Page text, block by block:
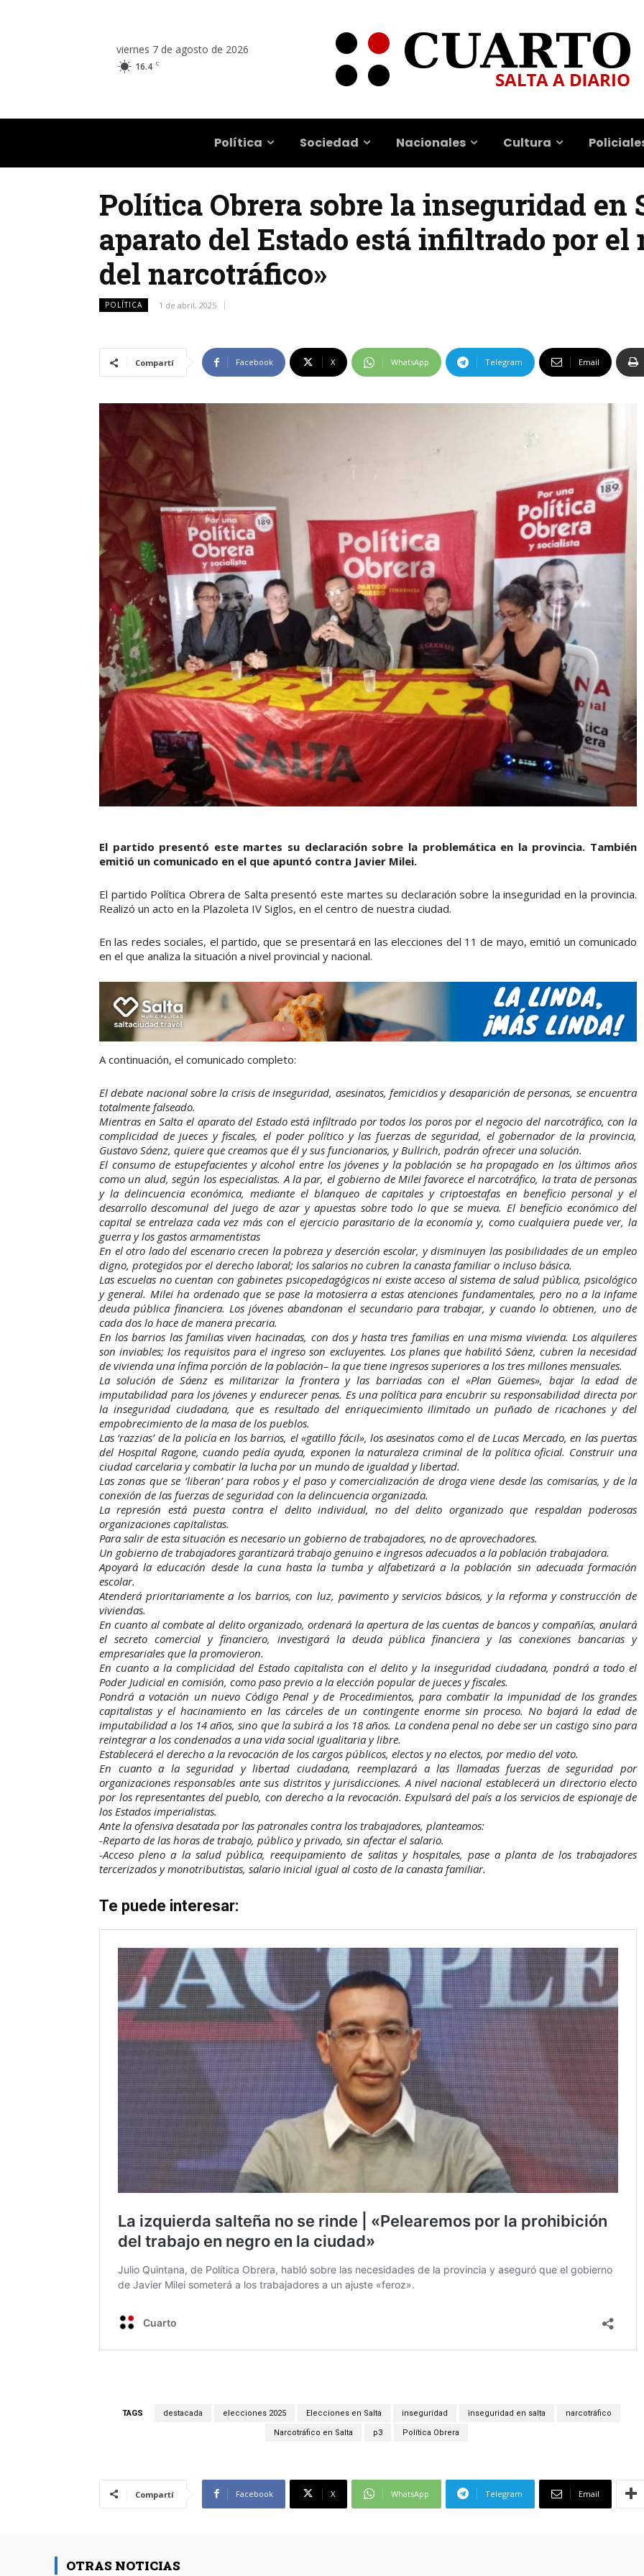
viernes 7 de agosto de 2026
16.4 C
Política Sociedad Nacionales Cultura
Política Obrera sobre la inseguridad en
aparato del Estado está infiltrado por el
del narcotráfico»
POLÍTICA 1 de abril, 2025
Compartí Facebook X WhatsApp Telegram Email
El partido presentó este martes su declaración sobre la problemática en la provincia. También
emitió un comunicado en el que apuntó contra Javier Milei.
El partido Política Obrera de Salta presentó este martes su declaración sobre la inseguridad en la provincia.
Realizó un acto en la Plazoleta IV Siglos, en el centro de nuestra ciudad.
En las redes sociales, el partido, que se presentará en las elecciones del 11 de mayo, emitió un comunicado
en el que analiza la situación a nivel provincial y nacional.
A continuación, el comunicado completo:
El debate nacional sobre la crisis de inseguridad, asesinatos, femicidios y desaparición de personas, se encuentra
totalmente falseado.
Mientras en Salta el aparato del Estado está infiltrado por todos los poros por el negocio del narcotráfico, con la
complicidad de jueces y fiscales, el poder político y las fuerzas de seguridad, el gobernador de la provincia,
Gustavo Sáenz, quiere que creamos que él y sus funcionarios, y Bullrich, podrán ofrecer una solución.
El consumo de estupefacientes y alcohol entre los jóvenes y la población se ha propagado en los últimos años
como un alud, según los especialistas. A la par, el gobierno de Milei favorece el narcotráfico, la trata de personas
y la delincuencia económica, mediante el blanqueo de capitales y criptoestafas en beneficio personal y el
desarrollo descomunal del juego de azar y apuestas sobre todo lo que se mueva. El beneficio económico del
capital se entrelaza cada vez más con el ejercicio parasitario de la economía y, como cualquiera puede ver, la
guerra y los gastos armamentistas
En el otro lado del escenario crecen la pobreza y deserción escolar, y disminuyen las posibilidades de un empleo
digno, protegidos por el derecho laboral; los salarios no cubren la canasta familiar o incluso básica.
Las escuelas no cuentan con gabinetes psicopedagógicos ni existe acceso al sistema de salud pública, psicológico
y general. Milei ha ordenado que se pase la motosierra a estas atenciones fundamentales, pero no a la infame
deuda pública financiera. Los jóvenes abandonan el secundario para trabajar, y cuando lo obtienen, uno de
cada dos lo hace de manera precaria.
En los barrios las familias viven hacinadas, con dos y hasta tres familias en una misma vivienda. Los alquileres
son inviables; los requisitos para el ingreso son excluyentes. Los planes que habilitó Sáenz, cubren la necesidad
de vivienda una ínfima porción de la población– la que tiene ingresos superiores a los tres millones mensuales.
La solución de Sáenz es militarizar la frontera y las barriadas con el «Plan Güemes», bajar la edad de
imputabilidad para los jóvenes y endurecer penas. Es una política para encubrir su responsabilidad directa por
la inseguridad ciudadana, que es resultado del enriquecimiento ilimitado un puñado de ricachones y del
empobrecimiento de la masa de los pueblos.
Las ‘razzias’ de la policía en los barrios, el «gatillo fácil», los asesinatos como el de Lucas Mercado, en las puertas
del Hospital Ragone, cuando pedía ayuda, exponen la naturaleza criminal de la política oficial. Construir una
ciudad carcelaria y combatir la lucha por un mundo de igualdad y libertad.
Las zonas que se ‘liberan’ para robos y el paso y comercialización de droga viene desde las comisarías, y de la
conexión de las fuerzas de seguridad con la delincuencia organizada.
La represión está puesta contra el delito individual, no del delito organizado que respaldan poderosas
organizaciones capitalistas.
Para salir de esta situación es necesario un gobierno de trabajadores, no de aprovechadores.
Un gobierno de trabajadores garantizará trabajo genuino e ingresos adecuados a la población trabajadora.
Apoyará la educación desde la cuna hasta la tumba y alfabetizará a la población sin adecuada formación
escolar.
Atenderá prioritariamente a los barrios, con luz, pavimento y servicios básicos, y la reforma y construcción de
viviendas.
En cuanto al combate al delito organizado, ordenará la apertura de las cuentas de bancos y compañías, anulará
el secreto comercial y financiero, investigará la deuda pública financiera y las conexiones bancarias y
empresariales que la promovieron.
En cuanto a la complicidad del Estado capitalista con el delito y la inseguridad ciudadana, pondrá a todo el
Poder Judicial en comisión, como paso previo a la elección popular de jueces y fiscales.
Pondrá a votación un nuevo Código Penal y de Procedimientos, para combatir la impunidad de los grandes
capitalistas y el hacinamiento en las cárceles de un contingente enorme sin proceso. No bajará la edad de
imputabilidad a los 14 años, sino que la subirá a los 18 años. La condena penal no debe ser un castigo sino para
reintegrar a los condenados a una vida social igualitaria y libre.
Establecerá el derecho a la revocación de los cargos públicos, electos y no electos, por medio del voto.
En cuanto a la seguridad y libertad ciudadana, reemplazará a las llamadas fuerzas de seguridad por
organizaciones responsables ante sus distritos y jurisdicciones. A nivel nacional establecerá un directorio electo
por los representantes del pueblo, con derecho a la revocación. Expulsará del país a los servicios de espionaje de
los Estados imperialistas.
Ante la ofensiva desatada por las patronales contra los trabajadores, planteamos:
-Reparto de las horas de trabajo, público y privado, sin afectar el salario.
-Acceso pleno a la salud pública, reequipamiento de salitas y hospitales, pase a planta de los trabajadores
tercerizados y monotributistas, salario inicial igual al costo de la canasta familiar.
Te puede interesar:
TAGS destacada elecciones 2025 Elecciones en Salta inseguridad inseguridad en salta narcotráfico
Narcotráfico en Salta p3 Política Obrera
Compartí Facebook X WhatsApp Telegram Email
OTRAS NOTICIAS